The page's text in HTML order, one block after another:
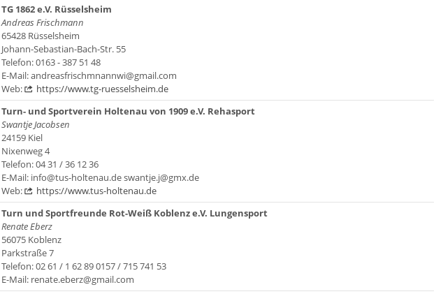
TG 1862 e.V. Rüsselsheim
Andreas Frischmann
65428 Rüsselsheim
Johann-Sebastian-Bach-Str. 55
Telefon: 0163 - 387 51 48
E-Mail: andreasfrischmnannwi@gmail.com
Web:
https://www.tg-ruesselsheim.de
Turn- und Sportverein Holtenau von 1909 e.V. Rehasport
Swantje Jacobsen
24159 Kiel
Nixenweg 4
Telefon: 04 31 / 36 12 36
E-Mail: info@tus-holtenau.de swantje.j@gmx.de
Web:
https://www.tus-holtenau.de
Turn und Sportfreunde Rot-Weiß Koblenz e.V. Lungensport
Renate Eberz
56075 Koblenz
Parkstraße 7
Telefon: 02 61 / 1 62 89 0157 / 715 741 53
E-Mail: renate.eberz@gmail.com